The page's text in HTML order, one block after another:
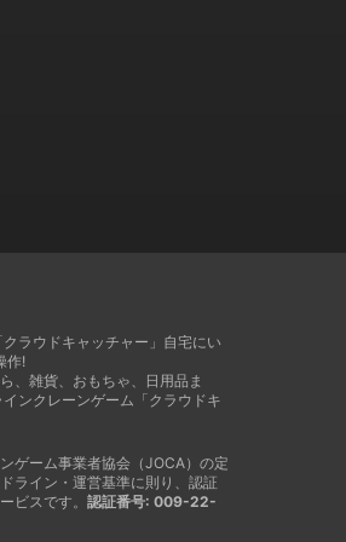
ラウドキャッチャー」自宅にい
作!
、雑貨、おもちゃ、日用品ま
ンクレーンゲーム「クラウドキ
ゲーム事業者協会（JOCA）の定
ライン・運営基準に則り、認証
ビスです。 認証番号: 009-22-